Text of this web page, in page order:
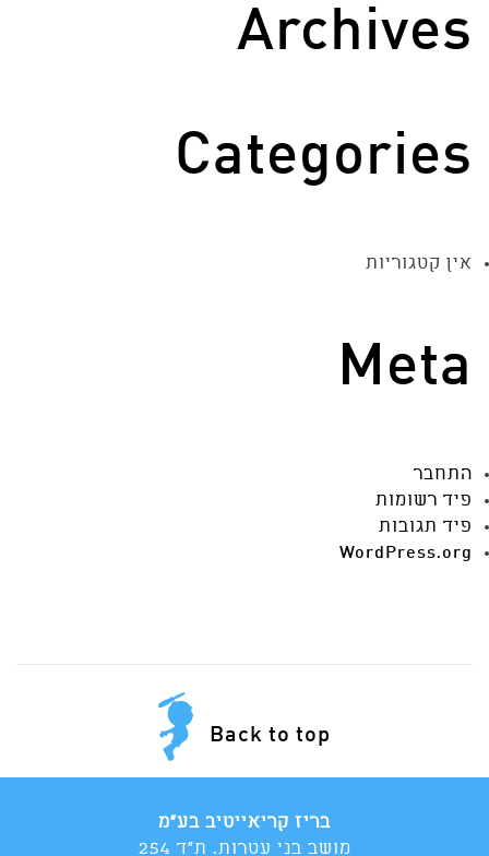
Archives
Categories
אין קטגוריות
Meta
התחבר
פיד רשומות
פיד תגובות
WordPress.org
Back to top
בריז קריאייטיב בע"מ
מושב בני עטרות. ת"ד 254